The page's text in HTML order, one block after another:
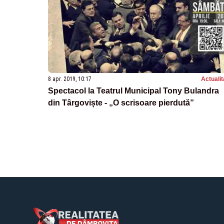
8 apr. 2019, 10:17
Spectacol la Teatrul Municipal Tony Bulandra
din Târgoviște - „O scrisoare pierdută”